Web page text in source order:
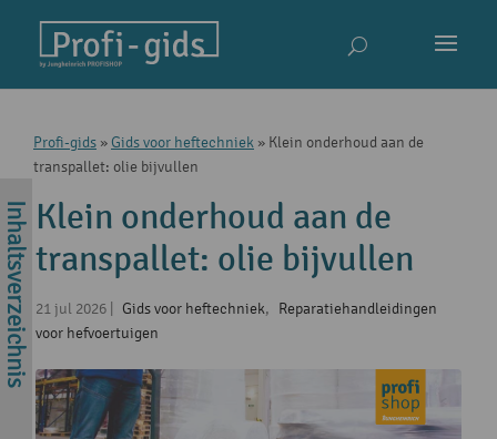
Profi-gids » Gids voor heftechniek » Klein onderhoud aan de
transpallet: olie bijvullen
Klein onderhoud aan de
transpallet: olie bijvullen
21 jul 2026 Gids voor heftechniek, Reparatiehandleidingen
voor hefvoertuigen